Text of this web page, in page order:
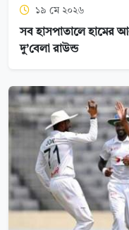
১৯ মে ২০২৬
সব হাসপাতালে হামের
দু’বেলা রাউন্ড